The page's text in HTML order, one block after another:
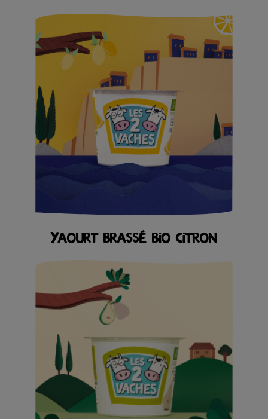
YAOURT BRASSÉ BIO CITRON